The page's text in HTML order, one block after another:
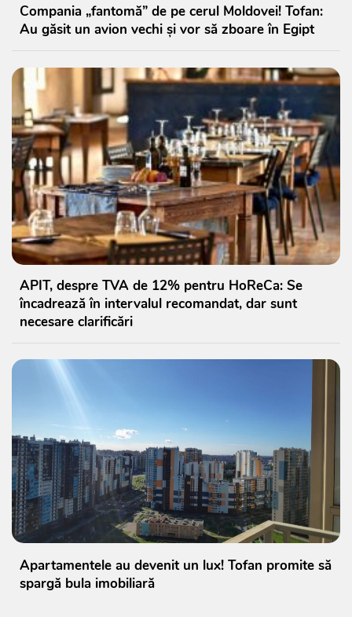
Compania „fantomă” de pe cerul Moldovei! Tofan:
Au găsit un avion vechi și vor să zboare în Egipt
APIT, despre TVA de 12% pentru HoReCa: Se
încadrează în intervalul recomandat, dar sunt
necesare clarificări
Apartamentele au devenit un lux! Tofan promite să
spargă bula imobiliară